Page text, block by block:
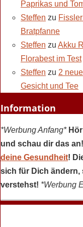
Paprikas und
Steffen zu
Bratpfanne
Steffen zu Akku
Florabest im Test
Steffen zu 2
Gesicht und Tee
Information
*Werbung Anfang*
und schau dir das an!
deine Gesundheit!
sich für Dich ändern,
verstehst! *Werbung